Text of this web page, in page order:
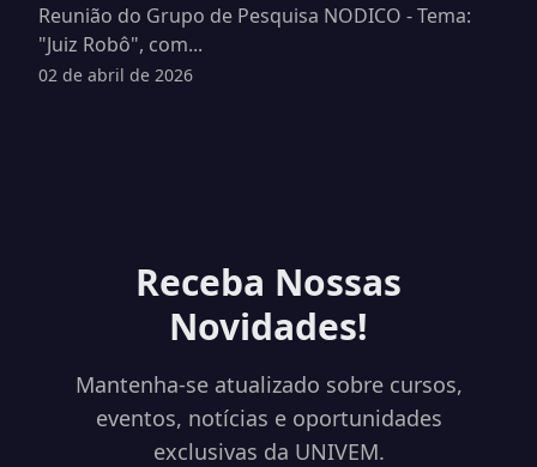
Reunião do Grupo de Pesquisa NODICO - Tema:
"Juiz Robô", com...
02 de abril de 2026
Receba Nossas
Novidades!
Mantenha-se atualizado sobre cursos,
eventos, notícias e oportunidades
exclusivas da UNIVEM.